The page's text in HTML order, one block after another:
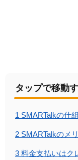
タップで移動
1 SMARTalkの仕
2 SMARTalkのメ
3 料金支払いはク